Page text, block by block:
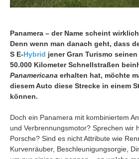
Panamera – der Name scheint
Denn wenn man danach geht, dass
S E-Hybrid jener Gran Turismo
50.000 Kilometer Schnellstraßen
Panamericana erhalten hat, möchte
diesem Auto diese Strecke in einem
können.
Doch ein Panamera mit kombiniertem
und Verbrennungsmotor? Sprechen wir
Porsche? Sind es nicht Attribute wie
Kurvenräuber, Beschleunigungsorgie,